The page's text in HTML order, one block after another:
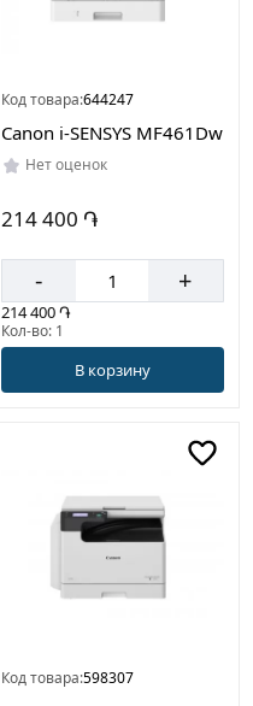
Код товара:644247
Canon i-SENSYS MF461Dw
Нет оценок
214 400 ֏
- +
214 400 ֏
Кол-во: 1
В корзину
Код товара:598307